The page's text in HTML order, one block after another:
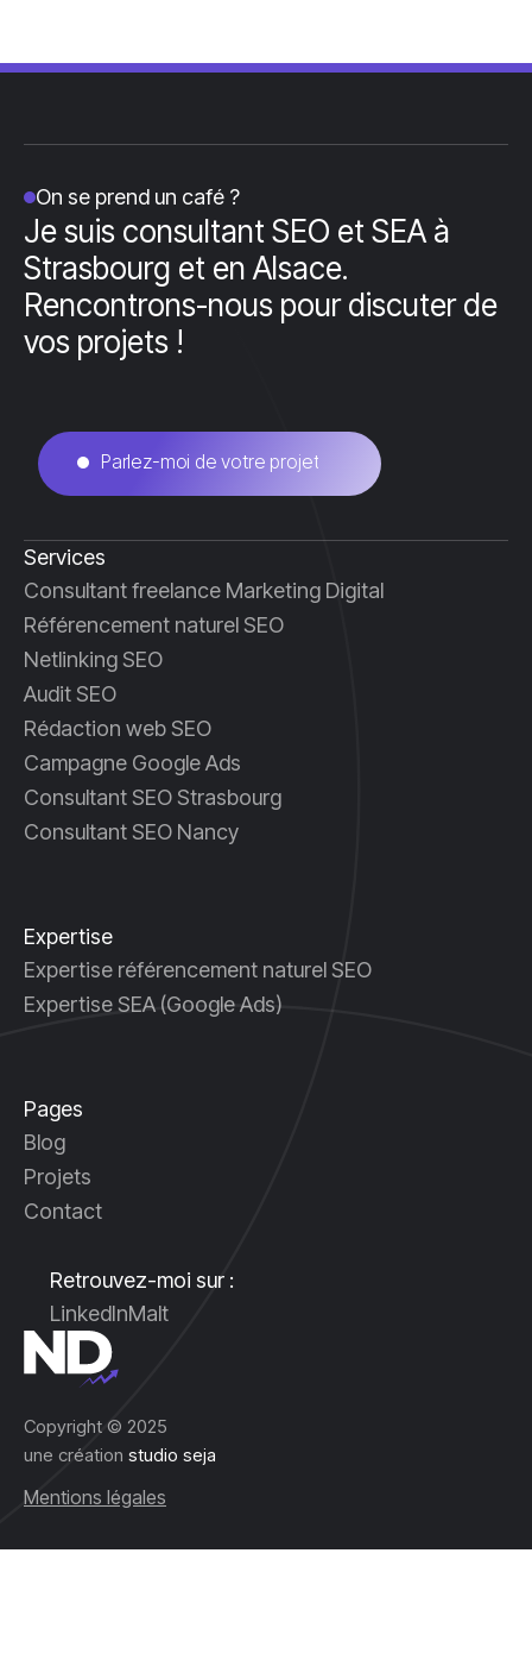
On se prend un café ?
Je suis consultant SEO et SEA à
Strasbourg et en Alsace.
Rencontrons-nous pour discuter de
vos projets !
Parlez-moi de votre projet
Contactez-moi
Services
Consultant freelance Marketing Digital
Référencement naturel SEO
Netlinking SEO
Audit SEO
Rédaction web SEO
Campagne Google Ads
Consultant SEO Strasbourg
Consultant SEO Nancy
Expertise
Expertise référencement naturel SEO
Expertise SEA (Google Ads)
Pages
Blog
Projets
Contact
Retrouvez-moi sur :
LinkedInMalt
Copyright © 2025
une création studio seja
Mentions légales